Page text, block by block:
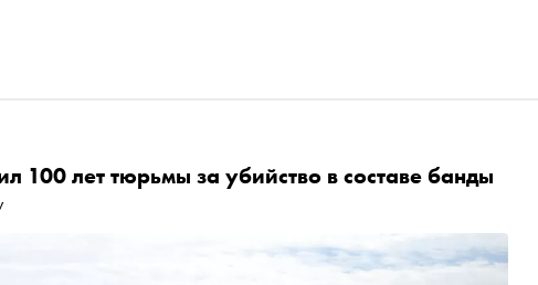
100 лет тюрьмы за убийство в составе банды